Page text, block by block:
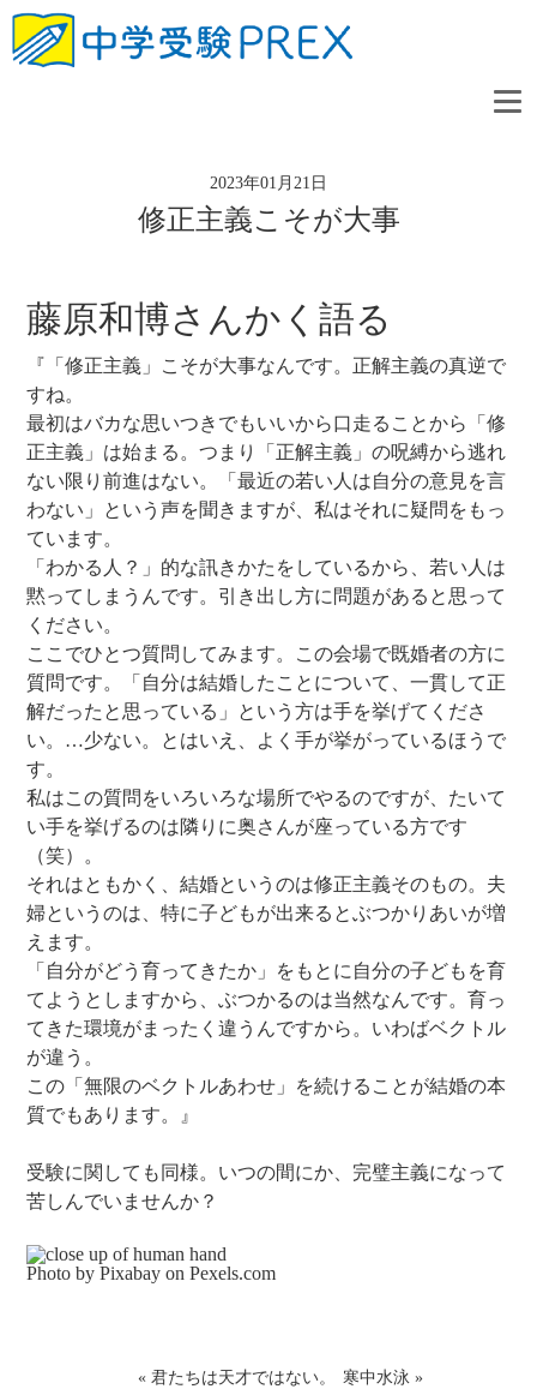
2023年01月21日
修正主義こそが大事
藤原和博さんかく語る
『「修正主義」こそが大事なんです。正解主義の真逆で
すね。
最初はバカな思いつきでもいいから口走ることから「修
正主義」は始まる。つまり「正解主義」の呪縛から逃れ
ない限り前進はない。「最近の若い人は自分の意見を言
わない」という声を聞きますが、私はそれに疑問をもっ
ています。
「わかる人？」的な訊きかたをしているから、若い人は
黙ってしまうんです。引き出し方に問題があると思って
ください。
ここでひとつ質問してみます。この会場で既婚者の方に
質問です。「自分は結婚したことについて、一貫して正
解だったと思っている」という方は手を挙げてくださ
い。…少ない。とはいえ、よく手が挙がっているほうで
す。
私はこの質問をいろいろな場所でやるのですが、たいて
い手を挙げるのは隣りに奥さんが座っている方です
（笑）。
それはともかく、結婚というのは修正主義そのもの。夫
婦というのは、特に子どもが出来るとぶつかりあいが増
えます。
「自分がどう育ってきたか」をもとに自分の子どもを育
てようとしますから、ぶつかるのは当然なんです。育っ
てきた環境がまったく違うんですから。いわばベクトル
が違う。
この「無限のベクトルあわせ」を続けることが結婚の本
質でもあります。』
受験に関しても同様。いつの間にか、完璧主義になって
苦しんでいませんか？
Photo by Pixabay onPexels.com
« 君たちは天才ではない。 寒中水泳 »